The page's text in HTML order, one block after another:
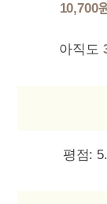
10,700
아직도
평점: